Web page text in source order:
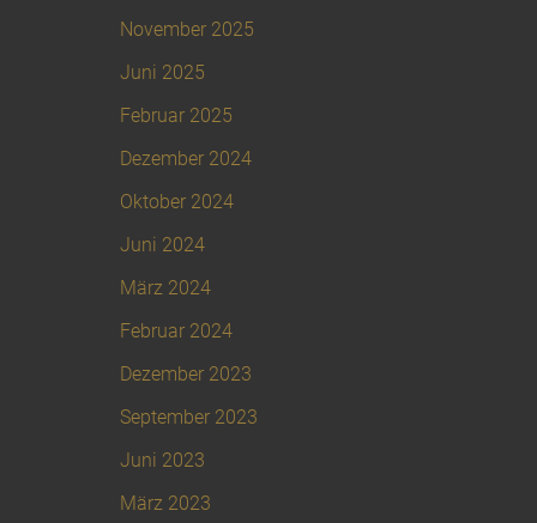
November 2025
Juni 2025
Februar 2025
Dezember 2024
Oktober 2024
Juni 2024
März 2024
Februar 2024
Dezember 2023
September 2023
Juni 2023
März 2023